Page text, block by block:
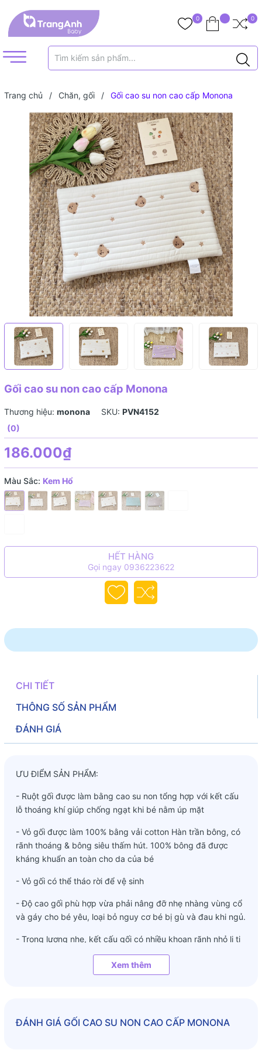
0 0
Trang chủ / Chăn, gối / Gối cao su non cao cấp Monona
Gối cao su non cao cấp Monona
Thương hiệu: monona SKU: PVN4152
(0)
186.000₫
Màu Sắc: Kem Hổ
HẾT HÀNG
Gọi ngay 0936223622
CHI TIẾT
THÔNG SỐ SẢN PHẨM
ĐÁNH GIÁ
ƯU ĐIỂM SẢN PHẨM:
- Ruột gối được làm bằng cao su non tổng hợp với kết cấu
lỗ thoáng khí giúp chống ngạt khi bé nằm úp mặt
- Vỏ gối được làm 100% bằng vải cotton Hàn trần bông, có
rãnh thoáng & bông siêu thấm hút. 100% bông đã được
kháng khuẩn an toàn cho da của bé
- Vỏ gối có thể tháo rời để vệ sinh
- Độ cao gối phù hợp vừa phải nâng đỡ nhẹ nhàng vùng cổ
và gáy cho bé yêu, loại bỏ nguy cơ bé bị gù và đau khi ngủ.
- Trọng lượng nhẹ, kết cấu gối có nhiều khoan rãnh nhỏ li ti
giúp khí lưu thông tốt, tránh tình trạng nóng hầm đầu khi
ngủ. Gối cao su non đặc biệt phù hợp với những trẻ thường
- Đảm bảo an toàn khi không gây dị ứng, không có mùi hôi,
bụi bẩn hay nấm mốc.
Xem thêm
ĐÁNH GIÁ GỐI CAO SU NON CAO CẤP MONONA